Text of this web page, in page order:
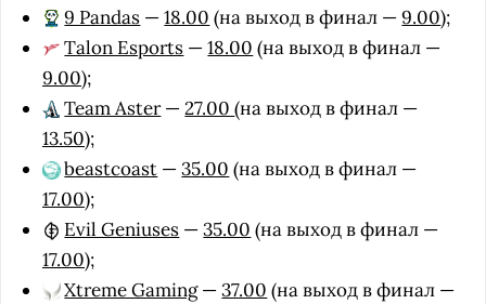
9 Pandas —18.00 (на выход в финал —9.00);
Talon Esports —18.00 (на выход в финал —
9.00);
Team Aster—27.00(на выход в финал —
13.50);
beastcoast —35.00 (на выход в финал —
17.00);
Evil Geniuses —35.00 (на выход в финал —
17.00);
Xtreme Gaming—37.00 (на выход в финал —